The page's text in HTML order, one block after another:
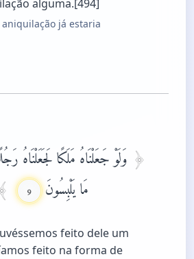
alguma.[494]
aniquilação já estaria
وَلَوْ جَعَلْنَاهُ مَلَكًا لَجَعَلْنَاهُ
مَا يَلْبِسُونَ 9
feito dele um
feito na forma de